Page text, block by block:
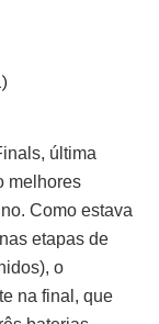
última
melhores
Como estava
etapas de
o
na final, que